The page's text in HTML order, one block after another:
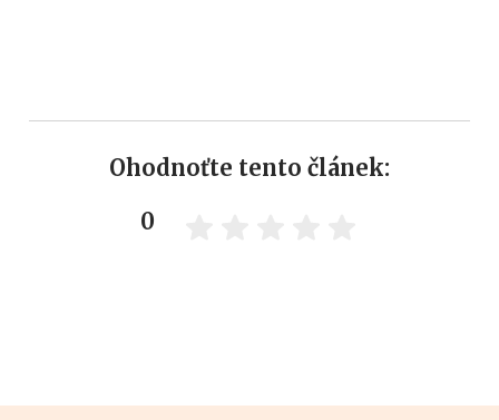
Ohodnoťte tento článek:
0